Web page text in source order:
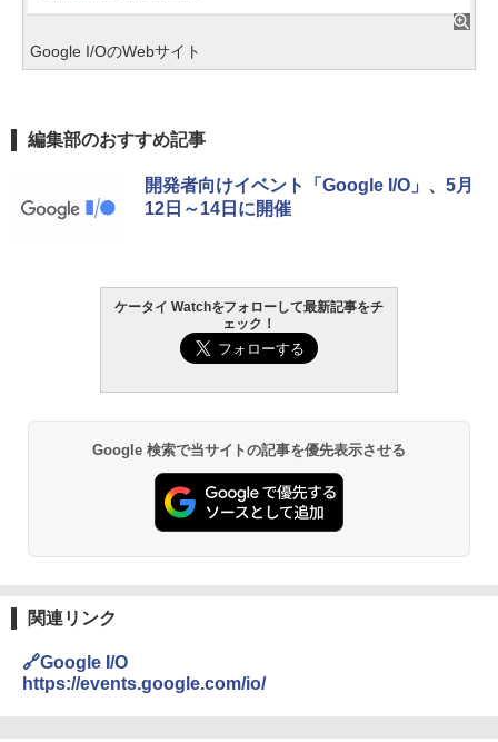
Google I/OのWebサイト
編集部のおすすめ記事
開発者向けイベント「Google I/O」、5月
12日～14日に開催
ケータイ Watchをフォローして最新記事をチ
ェック！
Google 検索で当サイトの記事を優先表示させる
関連リンク
🔗Google I/O
https://events.google.com/io/